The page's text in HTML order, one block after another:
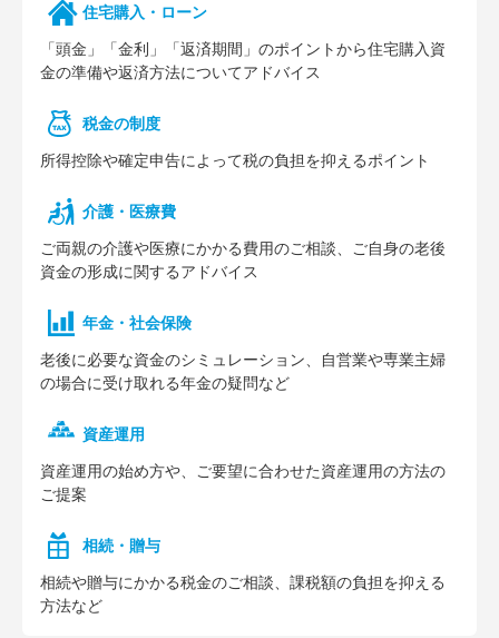
住宅購⼊・ローン
「頭⾦」「⾦利」「返済期間」のポイントから住宅購⼊資
⾦の準備や返済⽅法についてアドバイス
税⾦の制度
所得控除や確定申告によって税の負担を抑えるポイント
介護・医療費
ご両親の介護や医療にかかる費⽤のご相談、ご⾃⾝の⽼後
資⾦の形成に関するアドバイス
年⾦・社会保険
⽼後に必要な資⾦のシミュレーション、⾃営業や専業主婦
の場合に受け取れる年⾦の疑問など
資産運用
資産運⽤の始め⽅や、ご要望に合わせた資産運⽤の⽅法の
ご提案
相続・贈与
相続や贈与にかかる税⾦のご相談、課税額の負担を抑える
⽅法など